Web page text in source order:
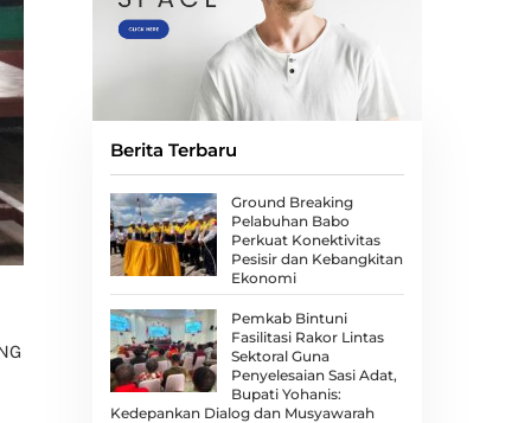
Berita Terbaru
Ground Breaking
Pelabuhan Babo
Perkuat Konektivitas
Pesisir dan Kebangkitan
Ekonomi
Pemkab Bintuni
Fasilitasi Rakor Lintas
Sektoral Guna
Penyelesaian Sasi Adat,
Bupati Yohanis:
Kedepankan Dialog dan Musyawarah